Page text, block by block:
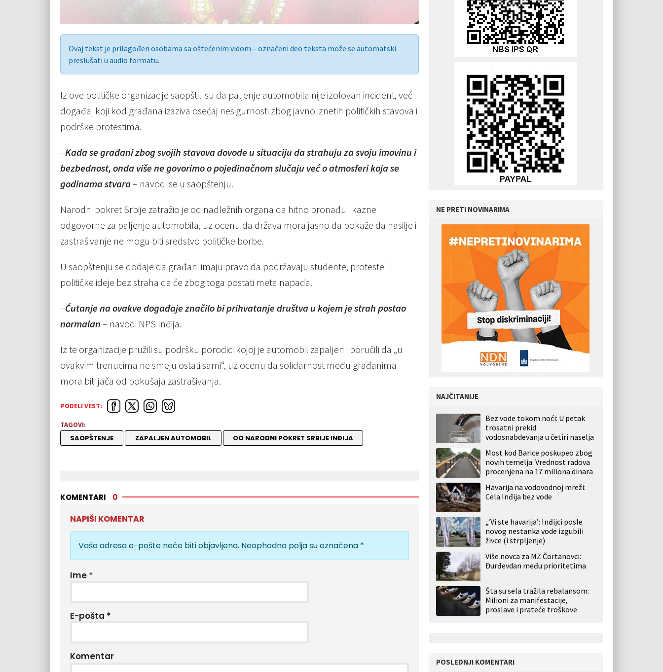
Ovaj tekst je prilagođen osobama sa oštećenim vidom – označeni deo teksta može se automatski
preslušati u audio formatu.
Iz ove političke organizacije saopštili su da paljenje automobila nije izolovan incident, već
događaj koji kod građana izaziva osećaj nesigurnosti zbog javno iznetih političkih stavova i
podrške protestima.
–Kada se građani zbog svojih stavova dovode u situaciju da strahuju za svoju imovinu i
bezbednost, onda više ne govorimo o pojedinačnom slučaju već o atmosferi koja se
godinama stvara– navodi se u saopštenju.
Narodni pokret Srbije zatražio je od nadležnih organa da hitno pronađu i kazne
odgovorne za paljenje automobila, uz ocenu da država mora jasno da pokaže da nasilje i
zastrašivanje ne mogu biti sredstvo političke borbe.
U saopštenju se dodaje da građani imaju pravo da podržavaju studente, proteste ili
političke ideje bez straha da će zbog toga postati meta napada.
–Ćutanje na ovakve događaje značilo bi prihvatanje društva u kojem je strah postao
normalan – navodi NPS Inđija.
Iz te organizacije pružili su podršku porodici kojoj je automobil zapaljen i poručili da „u
ovakvim trenucima ne smeju ostati sami“, uz ocenu da solidarnost među građanima
mora biti jača od pokušaja zastrašivanja.
PODELI VEST:
TAGOVI:
SAOPŠTENJE ZAPALJEN AUTOMOBIL OO NARODNI POKRET SRBIJE INĐIJA
KOMENTARI 0
NAPIŠI KOMENTAR
Vaša adresa e-pošte neće biti objavljena. Neophodna polja su označena *
Ime *
E-pošta *
Komentar
NE PRETI NOVINARIMA
NAJČITANIJE
Bez vode tokom noći: U petak
trosatni prekid
vodosnabdevanja u četiri naselja
Most kod Barice poskupeo zbog
novih temelja: Vrednost radova
procenjena na 17 miliona dinara
Havarija na vodovodnoj mreži:
Cela Inđija bez vode
„‘Vi ste havarija’: Inđijci posle
novog nestanka vode izgubili
živce (i strpljenje)
Više novca za MZ Čortanovci:
Đurđevdan među prioritetima
Šta su sela tražila rebalansom:
Milioni za manifestacije,
proslave i prateće troškove
POSLEDNJI KOMENTARI